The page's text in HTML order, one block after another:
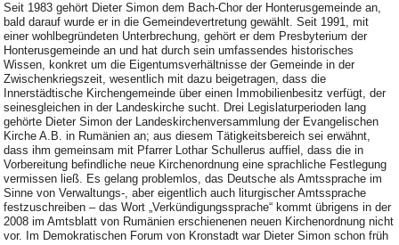
Seit 1983 gehört Dieter Simon dem Bach-Chor der Honterusgemeinde an,
bald darauf wurde er in die Gemeindevertretung gewählt. Seit 1991, mit
einer wohlbegründeten Unterbrechung, gehört er dem Presbyterium der
Honterusgemeinde an und hat durch sein umfassendes historisches
Wissen, konkret um die Eigentumsverhältnisse der Gemeinde in der
Zwischenkriegszeit, wesentlich mit dazu beigetragen, dass die
Innerstädtische Kirchengemeinde über einen Immobilienbesitz verfügt, der
seinesgleichen in der Landeskirche sucht. Drei Legislaturperioden lang
gehörte Dieter Simon der Landeskirchenversammlung der Evangelischen
Kirche A.B. in Rumänien an; aus diesem Tätigkeitsbereich sei erwähnt,
dass ihm gemeinsam mit Pfarrer Lothar Schullerus auffiel, dass die in
Vorbereitung befindliche neue Kirchenordnung eine sprachliche Festlegung
vermissen ließ. Es gelang problemlos, das Deutsche als Amtssprache im
Sinne von Verwaltungs-, aber eigentlich auch liturgischer Amtssprache
festzuschreiben – das Wort „Verkündigungssprache“ kommt übrigens in der
2008 im Amtsblatt von Rumänien erschienenen neuen Kirchenordnung nicht
vor. Im Demokratischen Forum von Kronstadt war Dieter Simon schon früh